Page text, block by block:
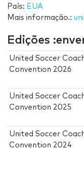
País: EUA
Mais informação.:
Edições
United Soccer
Convention 2026
United Soccer
Convention 2025
United Soccer
Convention 2024